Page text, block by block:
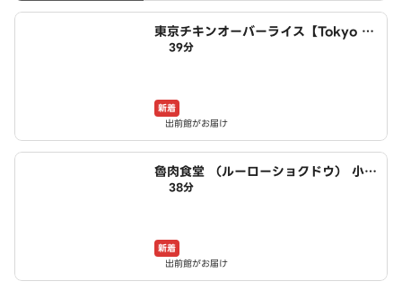
東京チキンオーバーライス【Tokyo C
hicken 】 小牧店
39分
新着
出前館がお届け
魯肉食堂 （ルーローショクドウ） 小牧
38分
新着
出前館がお届け